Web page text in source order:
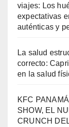
viajes: Los
expectativas
auténticas y
La salud
correcto:
en la salud
KFC
SHOW, EL
CRUNCH